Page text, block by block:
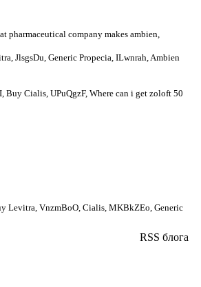
company makes ambien,
JlsgsDu, Generic Propecia, ILwnrah, Ambien
Cialis, UPuQgzF, Where can i get zoloft 50
Levitra, VnzmBoO, Cialis, MKBkZEo, Generic
RSS блога